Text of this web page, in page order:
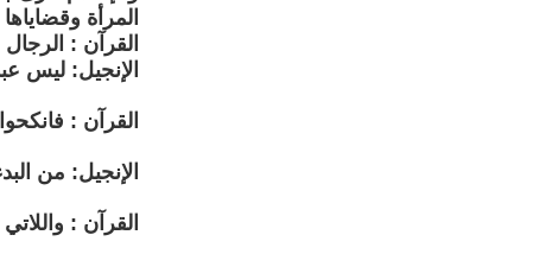
المرأة
القرآن : الرجال
الإنجيل: ليس
القرآن :
الإنجيل: من
القرآن :